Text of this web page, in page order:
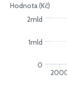
Hodnota (Kč)
0
1mld
2mld